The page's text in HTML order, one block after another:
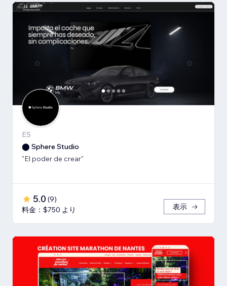
ES
⬤ Sphere Studio
"El poder de crear"
5.0 (9)
料金：$750 より
表示